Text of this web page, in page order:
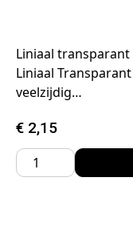
Liniaal
Liniaal
veelzijdig…
€ 2,15